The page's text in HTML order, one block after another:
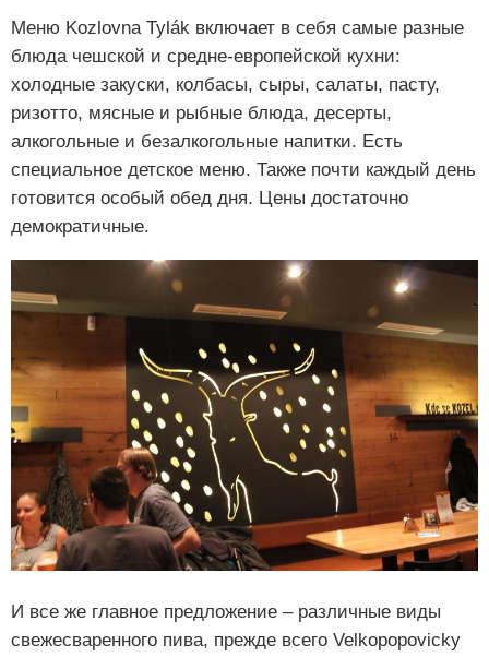
Меню Kozlovna Tylák включает в себя самые разные
блюда чешской и средне-европейской кухни:
холодные закуски, колбасы, сыры, салаты, пасту,
ризотто, мясные и рыбные блюда, десерты,
алкогольные и безалкогольные напитки. Есть
специальное детское меню. Также почти каждый день
готовится особый обед дня. Цены достаточно
демократичные.
И все же главное предложение – различные виды
свежесваренного пива, прежде всего Velkopopovicky